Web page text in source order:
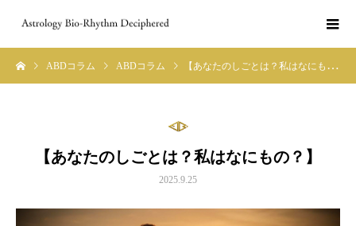
ABDコラム ABDコラム 【あなたのしごとは？私はなにもの？】
【あなたのしごとは？私はなにもの？】
2025.9.25